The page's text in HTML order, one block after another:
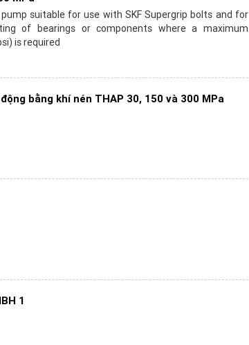
suitable for use with SKF Supergrip bolts and for
of bearings or components where a maximum
is required
bằng khí nén THAP 30, 150 và 300 MPa
1